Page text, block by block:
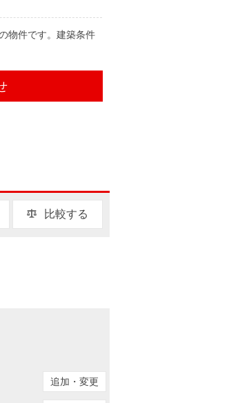
物件です。建築条件
比較する
追加・変更